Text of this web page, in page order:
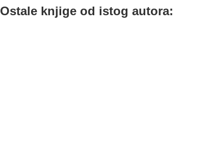
Ostale knjige od istog autora: